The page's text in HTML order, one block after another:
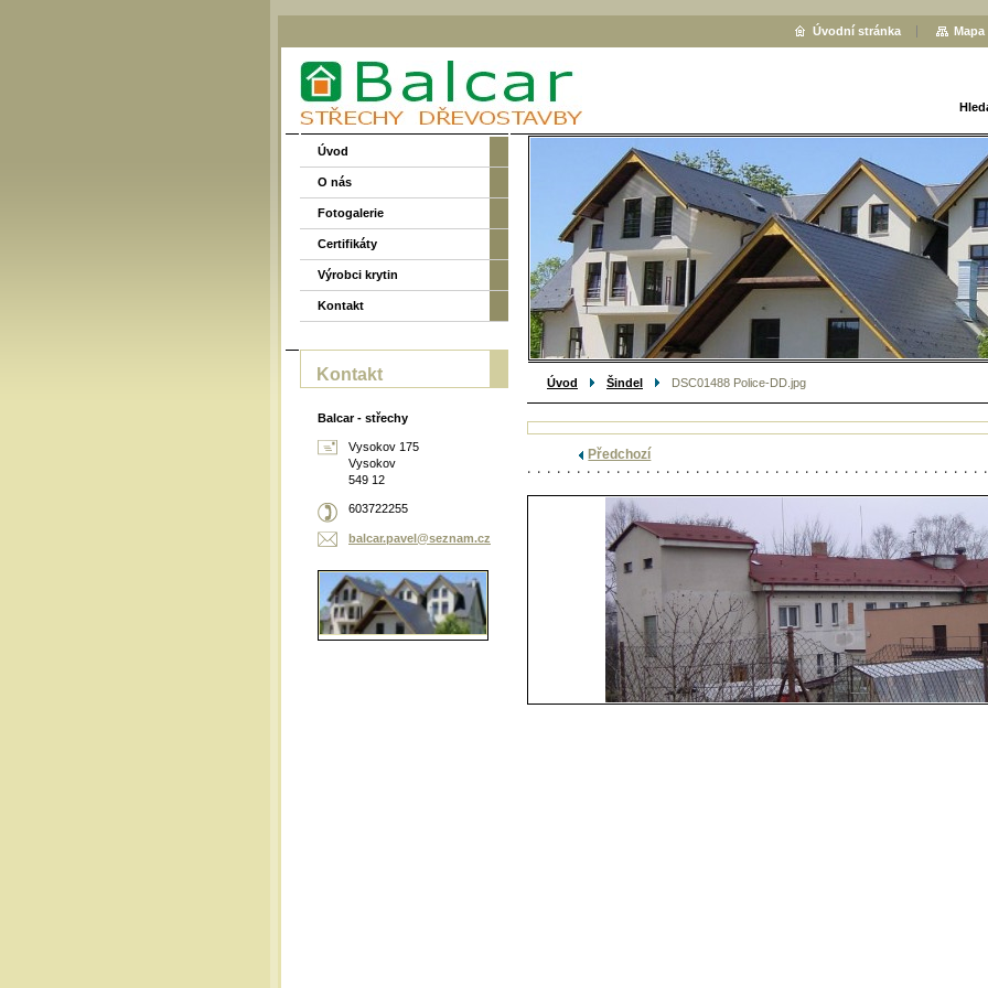
Úvod Šindel DSC01488 Police-DD.jpg
Předchozí
Úvod
O nás
Fotogalerie
Certifikáty
Výrobci krytin
Kontakt
Kontakt
Balcar - střechy
Vysokov 175
Vysokov
549 12
603722255
balcar.pavel@seznam.cz
Úvodní stránka